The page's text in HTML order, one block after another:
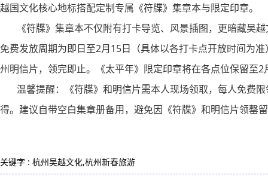
越国文化核心地标搭配定制专属《符牒》集章本与限定印章。
《符牒》集章本不仅附有打卡导览、风景插图，更暗藏吴
免费发放周期为即日至2月15日（具体以各打卡点开放时间为
州明信片，领完即止。《太平年》限定印章将在各点位保留至2
温馨提醒：《符牒》和明信片需本人现场领取，每人免费
得。建议自带空白集章册备用，避免因《符牒》和明信片领罄
关键字 : 杭州吴越文化,杭州新春旅游